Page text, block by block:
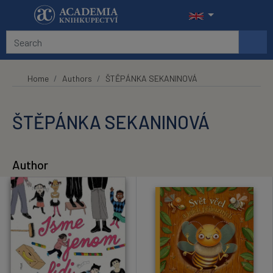
Skip to main content
Home Authors ŠTĚPÁNKA SEKANINOVÁ
ŠTĚPÁNKA SEKANINOVÁ
Author